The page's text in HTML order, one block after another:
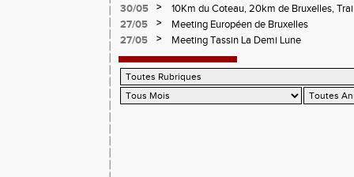
30/05
>
10Km du Coteau, 20km de Bruxelles,
Pilatrail
27/05 >
Meeting Européen de Bruxelles
27/05
> Meeting Tassin La Demi Lune